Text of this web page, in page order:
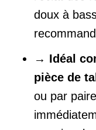
doux à
→ Idéal
pièce de
ou par